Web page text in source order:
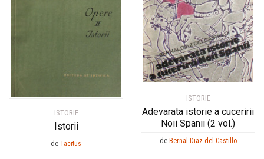
ISTORIE
Istorii
de Tacitus
ISTORIE
Adevarata istorie a cuceririi
Noii Spanii (2 vol.)
de Bernal Diaz del Castillo